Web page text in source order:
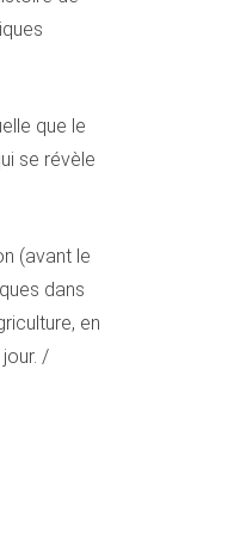
que le
se révèle
(avant le
dans
en
/